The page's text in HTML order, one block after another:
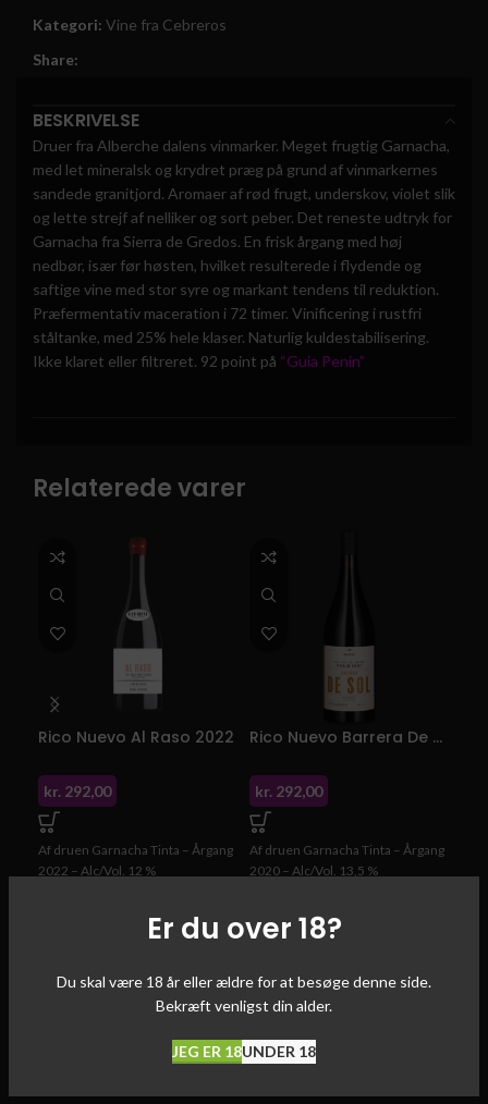
Er du over 18?
Du skal være 18 år eller ældre for at besøge denne side.
Bekræft venligst din alder.
JEG ER 18UNDER 18
Kategori: Vine fra Cebreros
Share:
BESKRIVELSE
Druer fra Alberche dalens vinmarker. Meget frugtig Garnacha,
med let mineralsk og krydret præg på grund af vinmarkernes
sandede granitjord. Aromaer af rød frugt, underskov, violet slik
og lette strejf af nelliker og sort peber. Det reneste udtryk for
Garnacha fra Sierra de Gredos. En frisk årgang med høj
nedbør, især før høsten, hvilket resulterede i flydende og
saftige vine med stor syre og markant tendens til reduktion.
Præfermentativ maceration i 72 timer. Vinificering i rustfri
ståltanke, med 25% hele klaser. Naturlig kuldestabilisering.
Ikke klaret eller filtreret. 92 point på “Guia Penin”
Relaterede varer
Rico Nuevo Al Raso 2022
kr. 292,00
Af druen Garnacha Tinta – Årgang
2022 – Alc/Vol. 12 %
Rico Nuevo Barrera De Sol 2020
kr. 292,00
Af druen Garnacha Tinta – Årgang
2020 – Alc/Vol. 13,5 %